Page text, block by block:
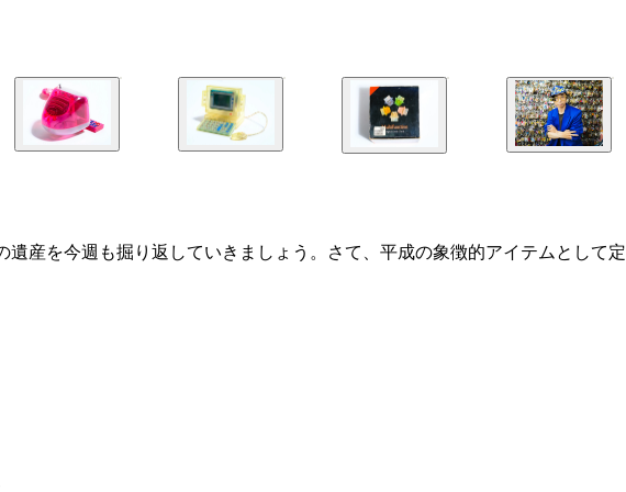
産を今週も掘り返していきましょう。さて、平成の象徴的アイテムとして定